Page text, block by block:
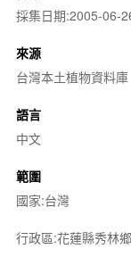
採集日期:2005-06-
來源
台灣本土植物資料
語言
中文
範圍
國家:台灣
行政區:花蓮縣秀林鄉